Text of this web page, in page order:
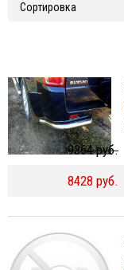
9364 руб.
8428 руб.